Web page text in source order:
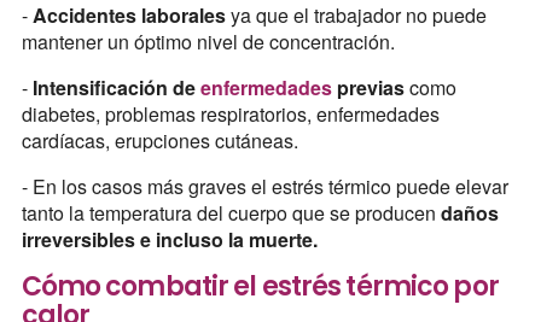
-Accidentes laboralesya que el trabajador no puede
mantener un óptimo nivel de concentración.
- Intensificación deenfermedadespreviascomo
diabetes, problemas respiratorios, enfermedades
cardíacas, erupciones cutáneas.
- En los casos más graves el estrés térmico puede elevar
tanto la temperatura del cuerpo que se producen daños
irreversibles e incluso la muerte.
Cómo combatir el estrés térmico por